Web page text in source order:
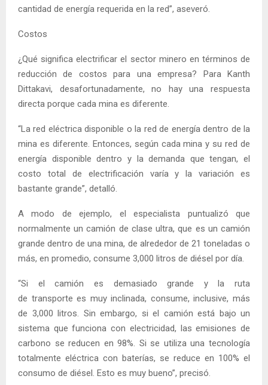
cantidad de energía requerida en la red”, aseveró.
Costos
¿Qué significa electrificar el sector minero en términos de
reducción de costos para una empresa? Para Kanth
Dittakavi, desafortunadamente, no hay una respuesta
directa porque cada mina es diferente.
“La red eléctrica disponible o la red de energía dentro de la
mina es diferente. Entonces, según cada mina y su red de
energía disponible dentro y la demanda que tengan, el
costo total de electrificación varía y la variación es
bastante grande”, detalló.
A modo de ejemplo, el especialista puntualizó que
normalmente un camión de clase ultra, que es un camión
grande dentro de una mina, de alrededor de 21 toneladas o
más, en promedio, consume 3,000 litros de diésel por día.
“Si el camión es demasiado grande y la ruta
de transporte es muy inclinada, consume, inclusive, más
de 3,000 litros. Sin embargo, si el camión está bajo un
sistema que funciona con electricidad, las emisiones de
carbono se reducen en 98%. Si se utiliza una tecnología
totalmente eléctrica con baterías, se reduce en 100% el
consumo de diésel. Esto es muy bueno”, precisó.